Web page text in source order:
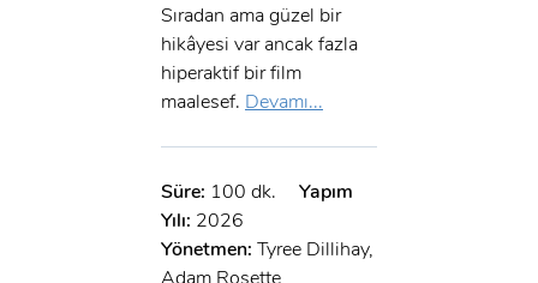
Sıradan ama güzel bir
hikâyesi var ancak fazla
hiperaktif bir film
maalesef. Devamı...
Süre: 100 dk.
Yapım
Yılı: 2026
Yönetmen: Tyree Dillihay,